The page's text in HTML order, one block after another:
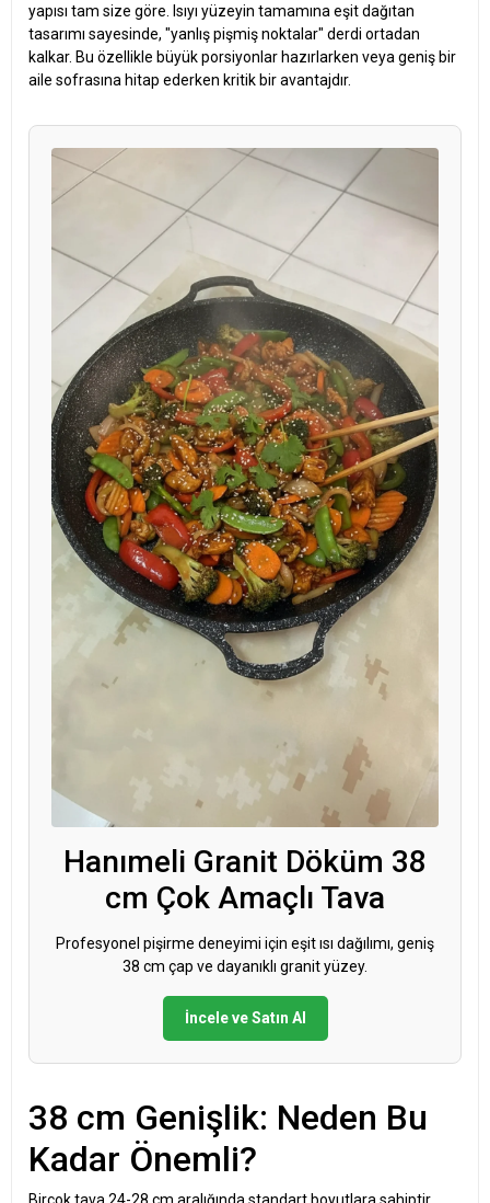
yapısı tam size göre. Isıyı yüzeyin tamamına eşit dağıtan
tasarımı sayesinde, "yanlış pişmiş noktalar" derdi ortadan
kalkar. Bu özellikle büyük porsiyonlar hazırlarken veya geniş bir
aile sofrasına hitap ederken kritik bir avantajdır.
Hanımeli Granit Döküm 38
cm Çok Amaçlı Tava
Profesyonel pişirme deneyimi için eşit ısı dağılımı, geniş
38 cm çap ve dayanıklı granit yüzey.
İncele ve Satın Al
38 cm Genişlik: Neden Bu
Kadar Önemli?
Birçok tava 24-28 cm aralığında standart boyutlara sahiptir.